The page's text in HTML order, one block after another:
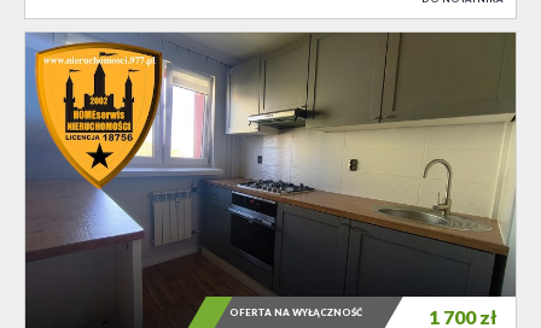
1 700zł
OFERTA NA WYŁĄCZNOŚĆ